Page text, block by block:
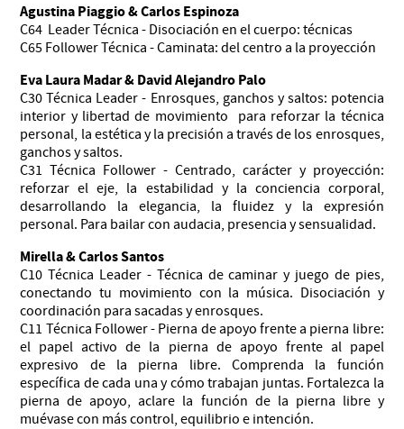
Agustina Piaggio & Carlos Espinoza
C64 Leader Técnica - Disociación en el cuerpo: técnicas
C65 Follower Técnica - Caminata: del centro a la proyección
Eva Laura Madar & David Alejandro Palo
C30 Técnica Leader - Enrosques, ganchos y saltos: potencia
interior y libertad de movimiento para reforzar la técnica
personal, la estética y la precisión a través de los enrosques,
ganchos y saltos.
C31 Técnica Follower - Centrado, carácter y proyección:
reforzar el eje, la estabilidad y la conciencia corporal,
desarrollando la elegancia, la fluidez y la expresión
personal. Para bailar con audacia, presencia y sensualidad.
Mirella & Carlos Santos
C10 Técnica Leader - Técnica de caminar y juego de pies,
conectando tu movimiento con la música. Disociación y
coordinación para sacadas y enrosques.
C11 Técnica Follower - Pierna de apoyo frente a pierna libre:
el papel activo de la pierna de apoyo frente al papel
expresivo de la pierna libre. Comprenda la función
específica de cada una y cómo trabajan juntas. Fortalezca la
pierna de apoyo, aclare la función de la pierna libre y
muévase con más control, equilibrio e intención.